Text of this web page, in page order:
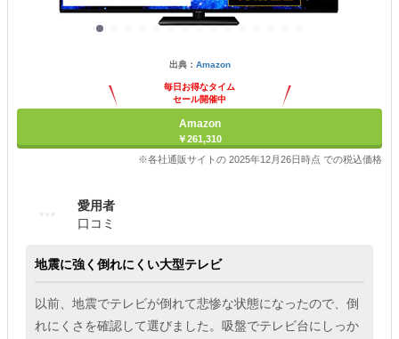
出典： Amazon
毎日お得なタイム
セール開催中
Amazon
￥261,310
※各社通販サイトの 2025年12月26日時点 での税込価格
愛用者
口コミ
地震に強く倒れにくい大型テレビ
以前、地震でテレビが倒れて悲惨な状態になったので、倒
れにくさを確認して選びました。吸盤でテレビ台にしっか